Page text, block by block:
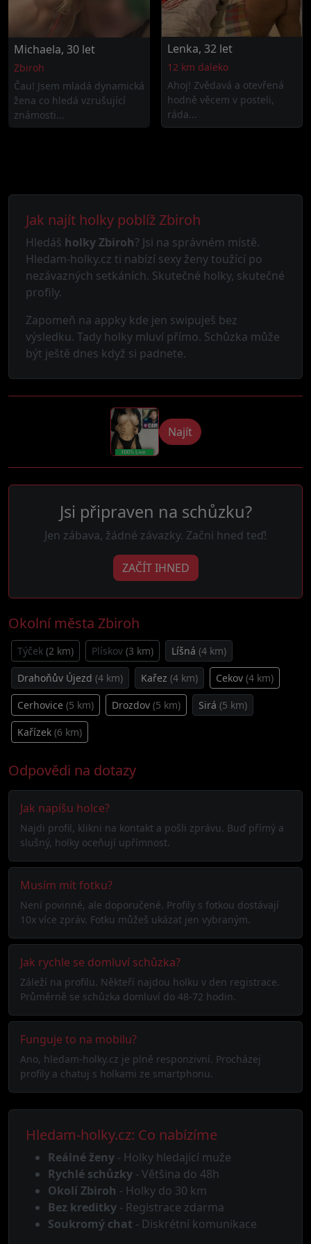
Michaela, 30 let
Zbiroh
Čau! Jsem mladá dynamická
žena co hledá vzrušující
známosti...
Lenka, 32 let
12 km daleko
Ahoj! Zvědavá a otevřená
hodně věcem v posteli,
ráda...
Jak najít holky poblíž Zbiroh
Hledáš holky Zbiroh? Jsi na správném místě.
Hledam-holky.cz ti nabízí sexy ženy toužící po
nezávazných setkáních. Skutečné holky, skutečné
profily.
Zapomeň na appky kde jen swipuješ bez
výsledku. Tady holky mluví přímo. Schůzka může
být ještě dnes když si padnete.
Najít
Jsi připraven na schůzku?
Jen zábava, žádné závazky. Začni hned teď!
ZAČÍT IHNED
Okolní města Zbiroh
Týček (2 km) Plískov (3 km) Líšná (4 km)
Drahoňův Újezd (4 km) Kařez (4 km) Cekov (4 km)
Cerhovice (5 km) Drozdov (5 km) Sirá (5 km)
Kařízek (6 km)
Odpovědi na dotazy
Jak napíšu holce?
Najdi profil, klikni na kontakt a pošli zprávu. Buď přímý a
slušný, holky oceňují upřímnost.
Musím mít fotku?
Není povinné, ale doporučené. Profily s fotkou dostávají
10x více zpráv. Fotku můžeš ukázat jen vybraným.
Jak rychle se domluví schůzka?
Záleží na profilu. Někteří najdou holku v den registrace.
Průměrně se schůzka domluví do 48-72 hodin.
Funguje to na mobilu?
Ano, hledam-holky.cz je plně responzivní. Procházej
profily a chatuj s holkami ze smartphonu.
Hledam-holky.cz: Co nabízíme
Reálné ženy - Holky hledající muže
Rychlé schůzky - Většina do 48h
Okolí Zbiroh - Holky do 30 km
Bez kreditky - Registrace zdarma
Soukromý chat - Diskrétní komunikace